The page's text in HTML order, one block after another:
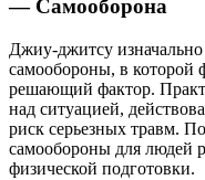
— Самооборона
Джиу-джитсу
самообороны, в которой
решающий фактор.
над ситуацией,
риск серьезных травм.
самообороны для людей
физической подготовки.